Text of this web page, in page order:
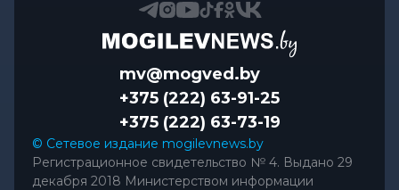
mv@mogved.by
+375 (222) 63-91-25
+375 (222) 63-73-19
© Сетевое издание mogilevnews.by
Регистрационное свидетельство № 4. Выдано 29
декабря 2018 Министерством информации